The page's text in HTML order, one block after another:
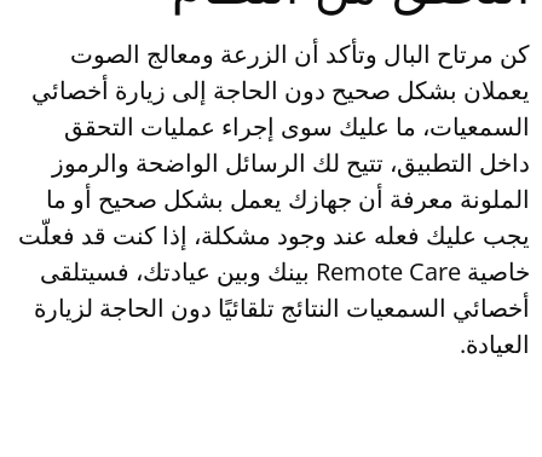
كن مرتاح البال وتأكد أن الزرعة ومعالج الصوت
يعملان بشكل صحيح دون الحاجة إلى زيارة أخصائي
السمعيات، ما عليك سوى إجراء عمليات التحقق
داخل التطبيق، تتيح لك الرسائل الواضحة والرموز
الملونة معرفة أن جهازك يعمل بشكل صحيح أو ما
يجب عليك فعله عند وجود مشكلة، إذا كنت قد فعلّت
خاصية Remote Care بينك وبين عيادتك، فسيتلقى
أخصائي السمعيات النتائج تلقائيًا دون الحاجة لزيارة
العيادة.